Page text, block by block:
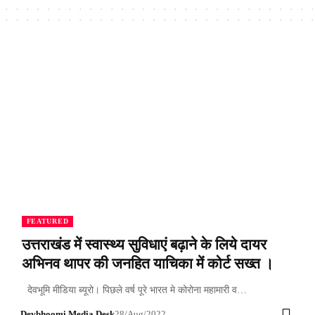
FEATURED
उत्तराखंड में स्वास्थ्य सुविधाएं बढ़ाने के लिये दायर
अभिनव थापर की जनहित याचिका में कोर्ट सख्त ।
देवभूमि मीडिया ब्यूरो। पिछले वर्ष पूरे भारत मे कोरोना महामारी व…